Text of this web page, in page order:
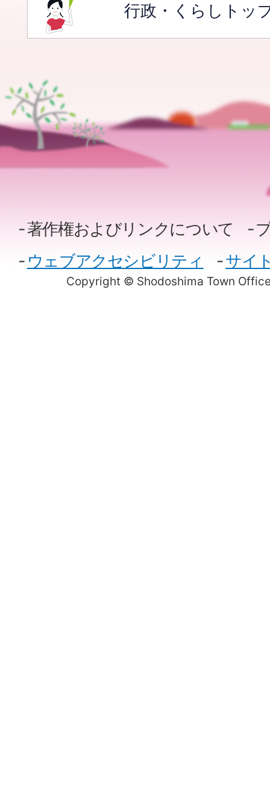
行政・くらしトッ
Copyright © Shodoshima Town
著作権およびリンクについて
ウェブアクセシビリティ
サイ